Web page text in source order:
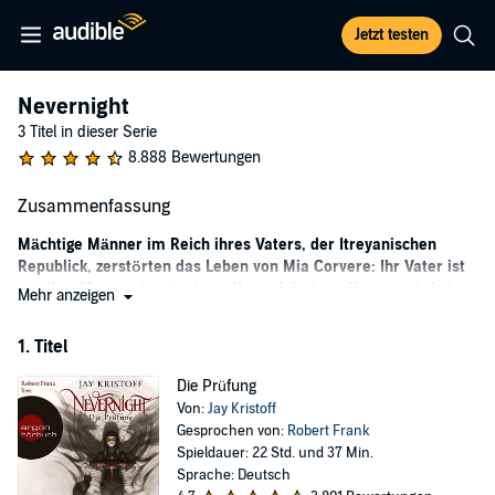
Jetzt testen
Nevernight
3 Titel in dieser Serie
8.888 Bewertungen
Zusammenfassung
Mächtige Männer im Reich ihres Vaters, der Itreyanischen
Republick, zerstörten das Leben von Mia Corvere: Ihr Vater ist
tot, ihre Mutter eingekerkert. Unter falschem Namen wird sie
kennt nur ein Ziel: Rache für ihre Familie.
Mia ist kein gewöhnlicher Mensch. Sie ist eine Dunkelinn und kann
mit Schatten sprechen. Seitdem ihre Familie zerstört wurde,
begleitet sie eine Katze, die in ihrem Schatten lebt und sich von
ihren Ängsten ernährt. Doch trotz ihrer Furcht treibt Mia der Wunsch
nach Vergeltung voran: Sie besteht eine letzte gefährliche Prüfung
Mehr anzeigen
1. Titel
Die Prüfung
Von:Jay Kristoff
Gesprochen von: Robert Frank
Spieldauer: 22 Std. und 37 Min.
Sprache: Deutsch